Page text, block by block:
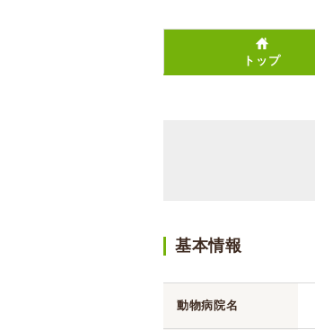
トップ
基本情報
動物病院名